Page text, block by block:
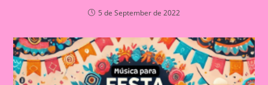
5 de September de 2022